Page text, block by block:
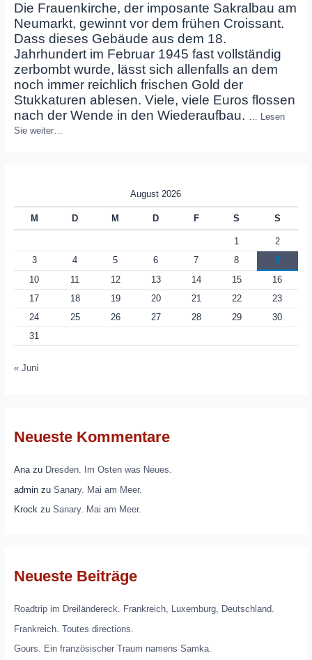
Die Frauenkirche, der imposante Sakralbau am
Neumarkt, gewinnt vor dem frühen Croissant.
Dass dieses Gebäude aus dem 18.
Jahrhundert im Februar 1945 fast vollständig
zerbombt wurde, lässt sich allenfalls an dem
noch immer reichlich frischen Gold der
Stukkaturen ablesen. Viele, viele Euros flossen
nach der Wende in den Wiederaufbau. … Lesen
Sie weiter…
August 2026
M D M D F S S
1
2
3
4 5 6 7 8
9
10
11 12 13 14 15
16
17
18 19 20 21 22
23
24
25 26 27 28 29
30
31
« Juni
Neueste Kommentare
Anazu Dresden. Im Osten was Neues.
adminzu Sanary. Mai am Meer.
Krockzu Sanary. Mai am Meer.
Neueste Beiträge
Roadtrip im Dreiländereck. Frankreich, Luxemburg, Deutschland.
Frankreich. Toutes directions.
Gours. Ein französischer Traum namens Samka.